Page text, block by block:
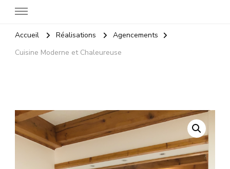
Accueil Réalisations
Agencements
Cuisine Moderne et Chaleureuse